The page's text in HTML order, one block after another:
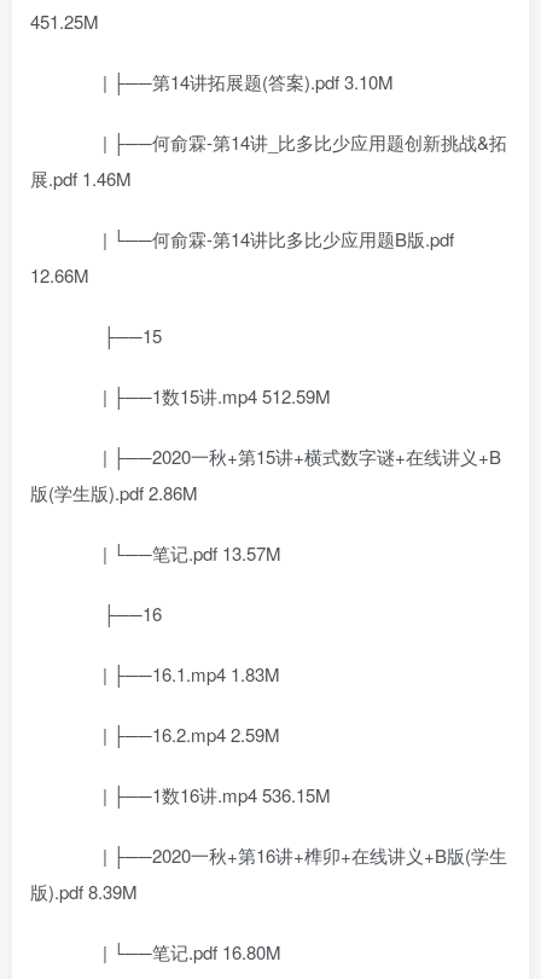
451.25M
| ├──第14讲拓展题(答案).pdf 3.10M
| ├──何俞霖-第14讲_比多比少应用题创新挑战&拓
展.pdf 1.46M
| └──何俞霖-第14讲比多比少应用题B版.pdf
12.66M
├──15
| ├──1数15讲.mp4 512.59M
| ├──2020一秋+第15讲+横式数字谜+在线讲义+B
版(学生版).pdf 2.86M
| └──笔记.pdf 13.57M
├──16
| ├──16.1.mp4 1.83M
| ├──16.2.mp4 2.59M
| ├──1数16讲.mp4 536.15M
| ├──2020一秋+第16讲+榫卯+在线讲义+B版(学生
版).pdf 8.39M
| └──笔记.pdf 16.80M